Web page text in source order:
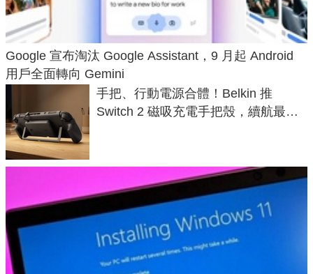
Google 宣布淘汰 Google Assistant，9 月起 Android
用戶全面轉向 Gemini
手把、行動電源合體！Belkin 推
Switch 2 磁吸充電手把殼，續航最高